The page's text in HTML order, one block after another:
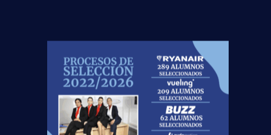
escuelasuperioraeronautica.com. Para más
información, por favor, consulte nuestraPolítica de
Privacidad.